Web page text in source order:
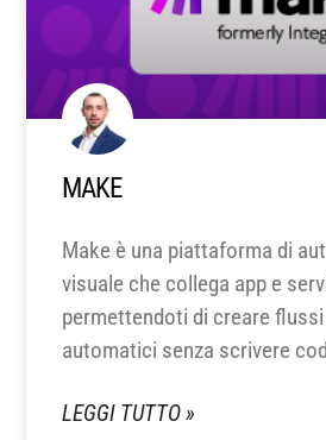
MAKE
Make è una piattaforma di
visuale che collega app e
permettendoti di creare
automatici senza scrivere
LEGGI TUTTO »